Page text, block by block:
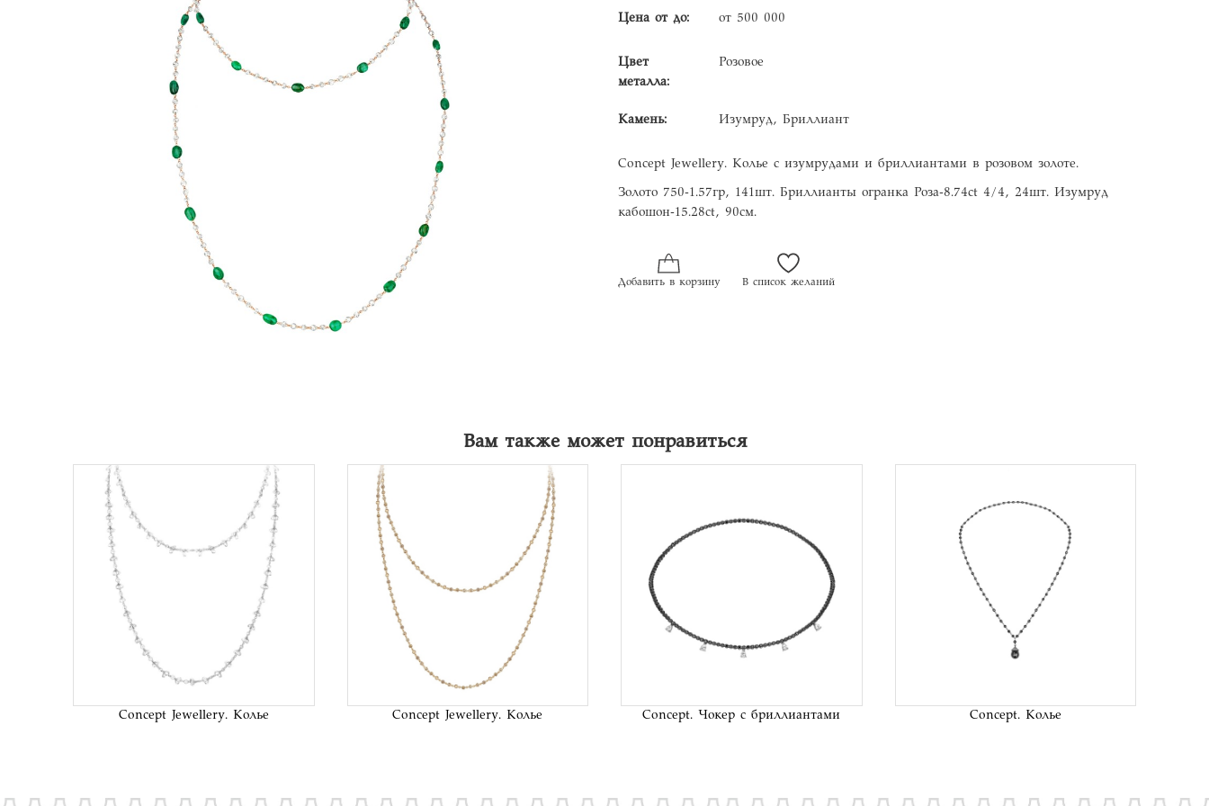
Цена от до: от 500 000
Цвет
металла:
Розовое
Камень: Изумруд, Бриллиант
Concept Jewellery. Колье с изумрудами и бриллиантами в розовом золоте.
Золото 750-1.57гр, 141шт. Бриллианты огранка Роза-8.74ct 4/4, 24шт. Изумруд
кабошон-15.28сt, 90см.
Добавить в корзину В список желаний
Вам также может понравиться
В список
желаний
Concept Jewellery. Колье
В список
желаний
Concept Jewellery. Колье
В список
желаний
Concept. Чокер с бриллиантами Concept. Колье